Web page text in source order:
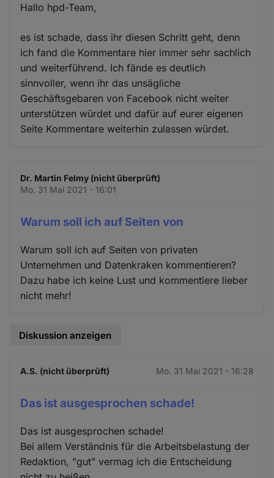
Hallo hpd-Team,
es ist schade, dass ihr diesen Schritt geht, denn
ich fand die Kommentare hier immer sehr sachlich
und weiterführend. Ich fände es deutlich
sinnvoller, wenn ihr das unsägliche
Geschäftsgebaren von Facebook nicht weiter
unterstützen würdet und dafür auf eurer eigenen
Seite Kommentare weiterhin zulassen würdet.
Dr. Martin Felmy (nicht überprüft)
Mo. 31 Mai 2021 - 16:01
Warum soll ich auf Seiten von
Warum soll ich auf Seiten von privaten
Unternehmen und Datenkraken kommentieren?
Dazu habe ich keine Lust und kommentiere lieber
nicht mehr!
Diskussion anzeigen
A.S. (nicht überprüft) Mo. 31 Mai 2021 - 16:28
Das ist ausgesprochen schade!
Das ist ausgesprochen schade!
Bei allem Verständnis für die Arbeitsbelastung der
Redaktion, "gut" vermag ich die Entscheidung